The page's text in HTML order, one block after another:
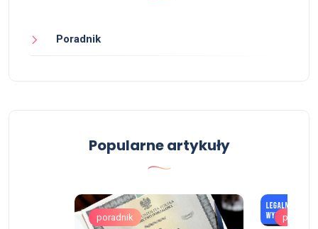
Poradnik
Popularne artykuły
poradnik